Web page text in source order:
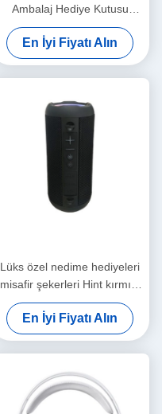
Ambalaj Hediye Kutusu
Kızlar Ucuz Ambalaj Kutusu
En İyi Fiyatı Alın
Lüks özel nedime hediyeleri
misafir şekerleri Hint kırmızı
düğün hediyesi kutusu
düğün dekorasyonu için
hediye
En İyi Fiyatı Alın